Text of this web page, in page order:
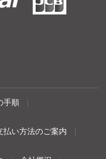
手順
払い方法のご案内